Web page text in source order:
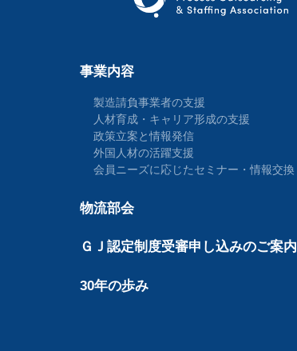
事業内容
製造請負事業者の支援
人材育成・キャリア形成の支援
政策立案と情報発信
外国人材の活躍支援
会員ニーズに応じたセミナー・情報交換
物流部会
ＧＪ認定制度受審申し込みのご案内
30年の歩み